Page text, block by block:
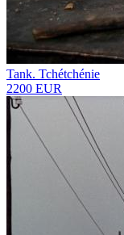
Tank. Tchétchénie
2200 EUR